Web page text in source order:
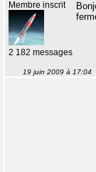
Membre inscrit
2 182 messages
19 juin 2009 à 17:04